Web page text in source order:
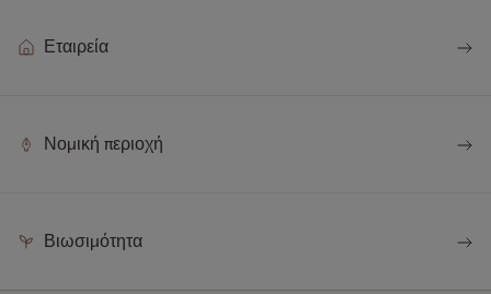
Εταιρεία
Νομική περιοχή
Βιωσιμότητα